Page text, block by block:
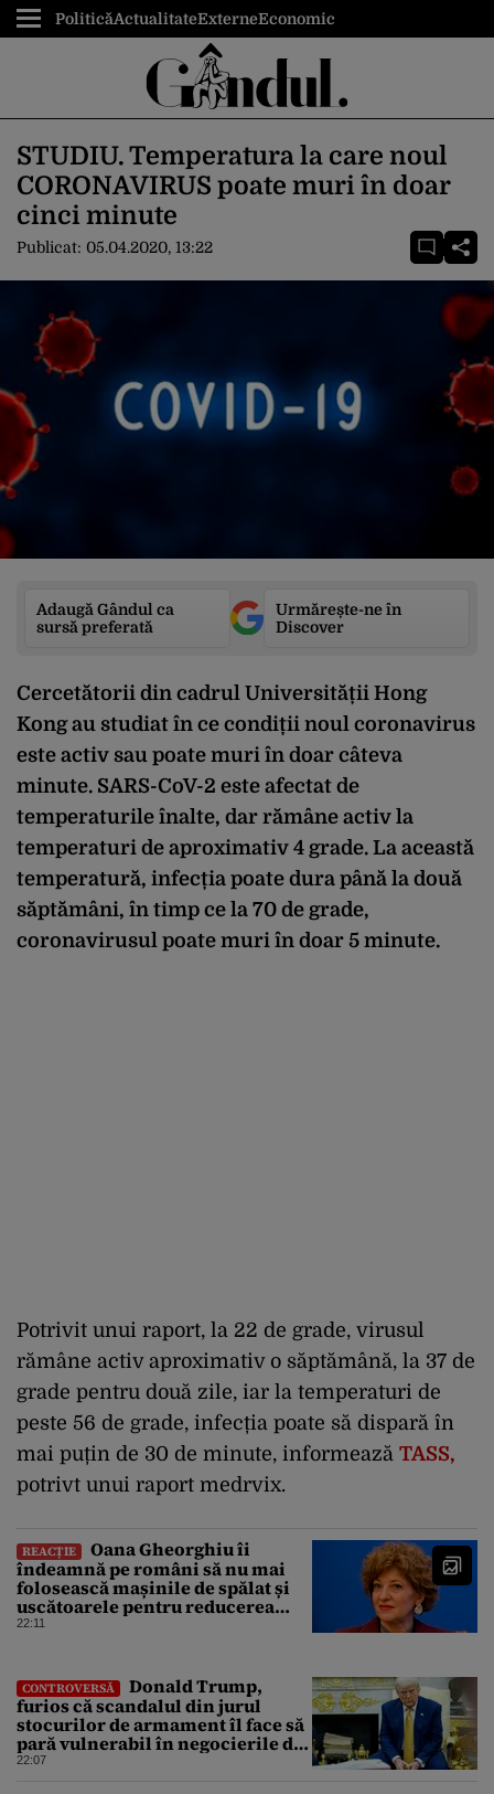
PoliticăActualitateExterneEconomic
STUDIU. Temperatura la care noul
CORONAVIRUS poate muri în doar
cinci minute
Publicat: 05.04.2020, 13:22
Adaugă Gândul ca
sursă preferată
Urmărește-ne în
Discover
Cercetătorii din cadrul Universității Hong
Kong au studiat în ce condiții noul coronavirus
este activ sau poate muri în doar câteva
minute. SARS-CoV-2 este afectat de
temperaturile înalte, dar rămâne activ la
temperaturi de aproximativ 4 grade. La această
temperatură, infecția poate dura până la două
săptămâni, în timp ce la 70 de grade,
coronavirusul poate muri în doar 5 minute.
Potrivit unui raport, la 22 de grade, virusul
rămâne activ aproximativ o săptămână, la 37 de
grade pentru două zile, iar la temperaturi de
peste 56 de grade, infecția poate să dispară în
mai puțin de 30 de minute, informează TASS,
potrivt unui raport medrvix.
REACȚIE
Oana Gheorghiu îi
îndeamnă pe români să nu mai
folosească mașinile de spălat și
uscătoarele pentru reducerea
consumului de energie
22:11
CONTROVERSĂ
Donald Trump,
furios că scandalul din jurul
stocurilor de armament îl face să
pară vulnerabil în negocierile de
pace cu Iranul
22:07